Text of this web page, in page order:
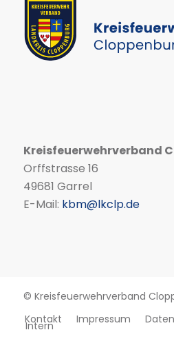
Kreisfeuerwehrverband
Orffstrasse 16
49681 Garrel
E-Mail: kbm@lkclp.de
© Kreisfeuerwehrverband
Kontakt
Impressum
Intern